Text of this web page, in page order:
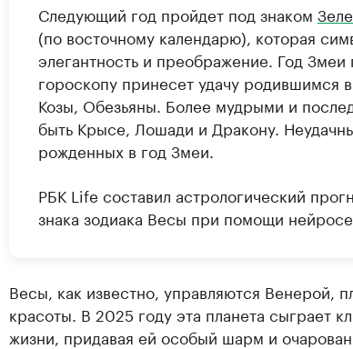
Следующий год пройдет под знаком
(по восточному календарю), которая
элегантность и преображение. Год Змеи
гороскопу принесет удачу родившимся
Козы, Обезьяны. Более мудрыми и
быть Крысе, Лошади и Дракону.
рожденных в год Змеи.
РБК Life составил астрологический
знака зодиака Весы при помощи
Весы, как известно, управляются Венерой,
красоты. В 2025 году эта планета сыграет
жизни, придавая ей особый шарм и